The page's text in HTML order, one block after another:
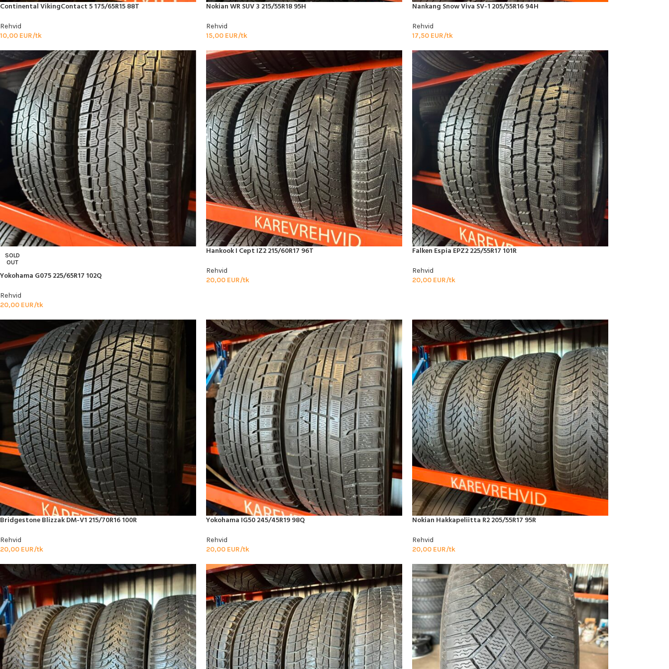
Continental VikingContact 5 175/65R15 88T
Rehvid
10,00 EUR/tk
Nokian WR SUV 3 215/55R18 95H
Rehvid
15,00 EUR/tk
Nankang Snow Viva SV-1 205/55R16 94H
Rehvid
17,50 EUR/tk
SOLD
OUT
Yokohama G075 225/65R17 102Q
Rehvid
20,00 EUR/tk
Hankook I Cept IZ2 215/60R17 96T
Rehvid
20,00 EUR/tk
Falken Espia EPZ2 225/55R17 101R
Rehvid
20,00 EUR/tk
Bridgestone Blizzak DM-V1 215/70R16 100R
Rehvid
20,00 EUR/tk
Yokohama IG50 245/45R19 98Q
Rehvid
20,00 EUR/tk
Nokian Hakkapeliitta R2 205/55R17 95R
Rehvid
20,00 EUR/tk